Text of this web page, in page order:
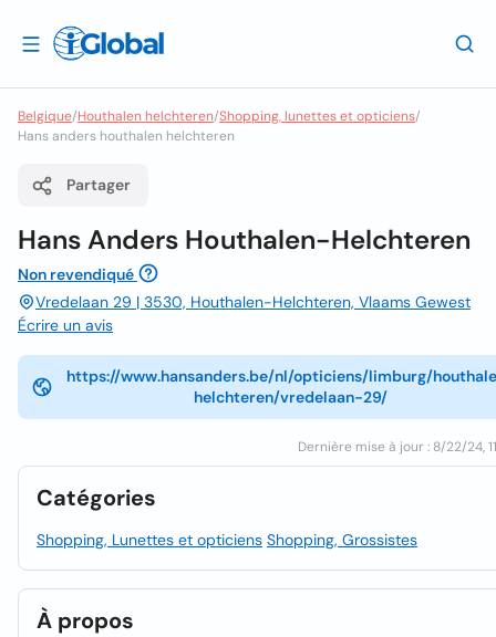
Belgique/Houthalen helchteren/Shopping, lunettes et opticiens/
Hans anders houthalen helchteren
Partager
Hans Anders Houthalen-Helchteren
Non revendiqué
Vredelaan 29 | 3530, Houthalen-Helchteren, Vlaams Gewest
Écrire un avis
https://www.hansanders.be/nl/opticiens/limburg/
helchteren/vredelaan-29/
Dernière mise à jour : 8/22/24,
Catégories
Shopping, Lunettes et opticiens Shopping, Grossistes
À propos